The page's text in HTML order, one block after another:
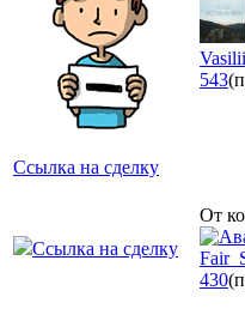
Ссылка на сделку
543
Ссылка на сделку
От
430